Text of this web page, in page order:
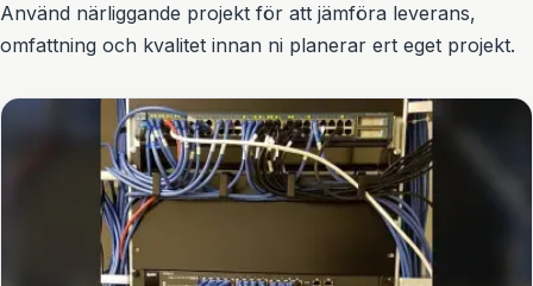
Använd närliggande projekt för att jämföra leverans,
omfattning och kvalitet innan ni planerar ert eget projekt.